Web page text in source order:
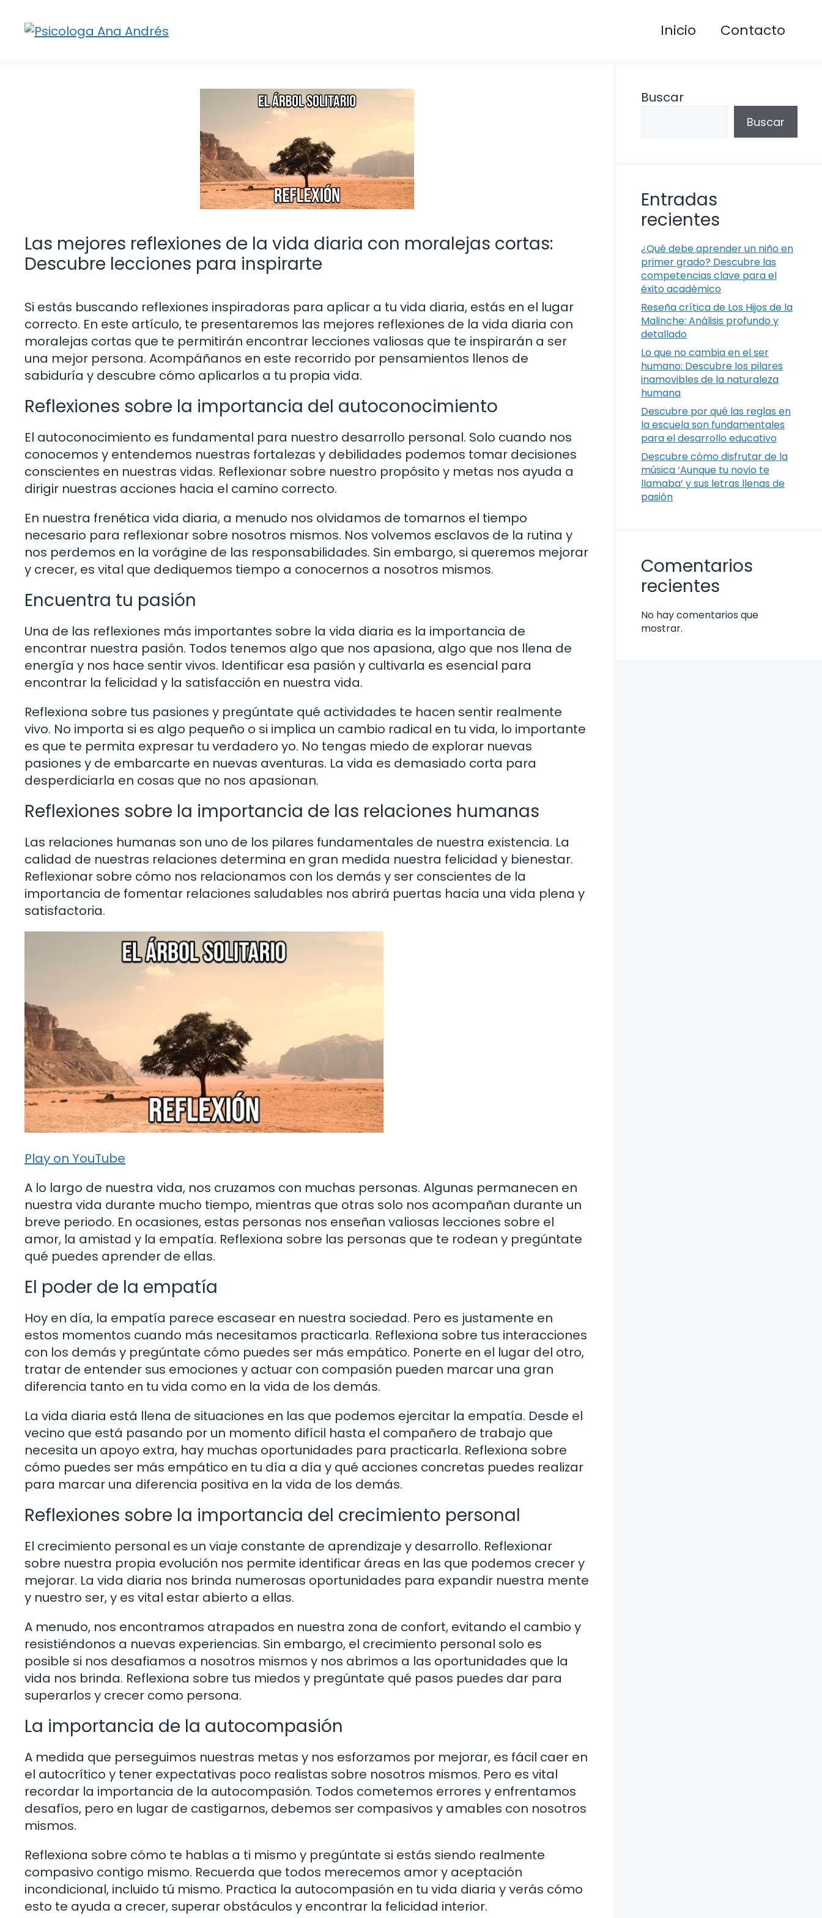
contenido
Inicio Contacto
Las mejores reflexiones de la vida diaria con moralejas cortas:
Descubre lecciones para inspirarte
Si estás buscando reflexiones inspiradoras para aplicar a tu vida diaria, estás en el lugar
correcto. En este artículo, te presentaremos las mejores reflexiones de la vida diaria con
moralejas cortas que te permitirán encontrar lecciones valiosas que te inspirarán a ser
una mejor persona. Acompáñanos en este recorrido por pensamientos llenos de
sabiduría y descubre cómo aplicarlos a tu propia vida.
Reflexiones sobre la importancia del autoconocimiento
El autoconocimiento es fundamental para nuestro desarrollo personal. Solo cuando nos
conocemos y entendemos nuestras fortalezas y debilidades podemos tomar decisiones
conscientes en nuestras vidas. Reflexionar sobre nuestro propósito y metas nos ayuda a
dirigir nuestras acciones hacia el camino correcto.
En nuestra frenética vida diaria, a menudo nos olvidamos de tomarnos el tiempo
necesario para reflexionar sobre nosotros mismos. Nos volvemos esclavos de la rutina y
nos perdemos en la vorágine de las responsabilidades. Sin embargo, si queremos mejorar
y crecer, es vital que dediquemos tiempo a conocernos a nosotros mismos.
Encuentra tu pasión
Una de las reflexiones más importantes sobre la vida diaria es la importancia de
encontrar nuestra pasión. Todos tenemos algo que nos apasiona, algo que nos llena de
energía y nos hace sentir vivos. Identificar esa pasión y cultivarla es esencial para
encontrar la felicidad y la satisfacción en nuestra vida.
Reflexiona sobre tus pasiones y pregúntate qué actividades te hacen sentir realmente
vivo. No importa si es algo pequeño o si implica un cambio radical en tu vida, lo importante
es que te permita expresar tu verdadero yo. No tengas miedo de explorar nuevas
pasiones y de embarcarte en nuevas aventuras. La vida es demasiado corta para
desperdiciarla en cosas que no nos apasionan.
Reflexiones sobre la importancia de las relaciones humanas
Las relaciones humanas son uno de los pilares fundamentales de nuestra existencia. La
calidad de nuestras relaciones determina en gran medida nuestra felicidad y bienestar.
Reflexionar sobre cómo nos relacionamos con los demás y ser conscientes de la
importancia de fomentar relaciones saludables nos abrirá puertas hacia una vida plena y
satisfactoria.
Play on YouTube
A lo largo de nuestra vida, nos cruzamos con muchas personas. Algunas permanecen en
nuestra vida durante mucho tiempo, mientras que otras solo nos acompañan durante un
breve periodo. En ocasiones, estas personas nos enseñan valiosas lecciones sobre el
amor, la amistad y la empatía. Reflexiona sobre las personas que te rodean y pregúntate
qué puedes aprender de ellas.
El poder de la empatía
Hoy en día, la empatía parece escasear en nuestra sociedad. Pero es justamente en
estos momentos cuando más necesitamos practicarla. Reflexiona sobre tus interacciones
con los demás y pregúntate cómo puedes ser más empático. Ponerte en el lugar del otro,
tratar de entender sus emociones y actuar con compasión pueden marcar una gran
diferencia tanto en tu vida como en la vida de los demás.
La vida diaria está llena de situaciones en las que podemos ejercitar la empatía. Desde el
vecino que está pasando por un momento difícil hasta el compañero de trabajo que
necesita un apoyo extra, hay muchas oportunidades para practicarla. Reflexiona sobre
cómo puedes ser más empático en tu día a día y qué acciones concretas puedes realizar
para marcar una diferencia positiva en la vida de los demás.
Reflexiones sobre la importancia del crecimiento personal
El crecimiento personal es un viaje constante de aprendizaje y desarrollo. Reflexionar
sobre nuestra propia evolución nos permite identificar áreas en las que podemos crecer y
mejorar. La vida diaria nos brinda numerosas oportunidades para expandir nuestra mente
y nuestro ser, y es vital estar abierto a ellas.
A menudo, nos encontramos atrapados en nuestra zona de confort, evitando el cambio y
resistiéndonos a nuevas experiencias. Sin embargo, el crecimiento personal solo es
posible si nos desafiamos a nosotros mismos y nos abrimos a las oportunidades que la
vida nos brinda. Reflexiona sobre tus miedos y pregúntate qué pasos puedes dar para
superarlos y crecer como persona.
La importancia de la autocompasión
A medida que perseguimos nuestras metas y nos esforzamos por mejorar, es fácil caer en
el autocrítico y tener expectativas poco realistas sobre nosotros mismos. Pero es vital
recordar la importancia de la autocompasión. Todos cometemos errores y enfrentamos
desafíos, pero en lugar de castigarnos, debemos ser compasivos y amables con nosotros
mismos.
Reflexiona sobre cómo te hablas a ti mismo y pregúntate si estás siendo realmente
compasivo contigo mismo. Recuerda que todos merecemos amor y aceptación
incondicional, incluido tú mismo. Practica la autocompasión en tu vida diaria y verás cómo
esto te ayuda a crecer, superar obstáculos y encontrar la felicidad interior.
Buscar
Buscar
Entradas
recientes
¿Qué debe aprender un niño en
primer grado? Descubre las
competencias clave para el
éxito académico
Reseña crítica de Los Hijos de la
Malinche: Análisis profundo y
detallado
Lo que no cambia en el ser
humano: Descubre los pilares
inamovibles de la naturaleza
humana
Descubre por qué las reglas en
la escuela son fundamentales
para el desarrollo educativo
Descubre cómo disfrutar de la
música ‘Aunque tu novio te
llamaba’ y sus letras llenas de
pasión
Comentarios
recientes
No hay comentarios que
mostrar.